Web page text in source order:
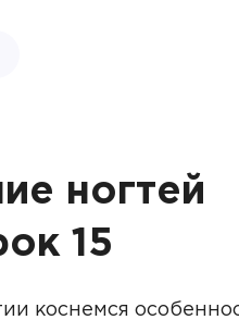
ногтей
15
коснемся